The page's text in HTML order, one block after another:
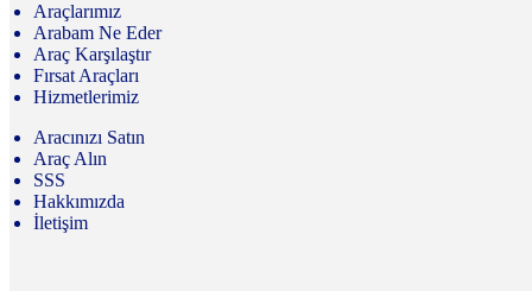
Araçlarımız
Arabam Ne Eder
Araç Karşılaştır
Fırsat Araçları
Hizmetlerimiz
Aracınızı Satın
Araç Alın
SSS
Hakkımızda
İletişim